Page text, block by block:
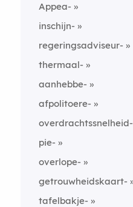
Appea-
inschijn-
regeringsadviseur-
thermaal-
aanhebbe-
afpolitoere-
overdrachtssnelheid-
pie-
overlope-
getrouwheidskaart-
tafelbakje-